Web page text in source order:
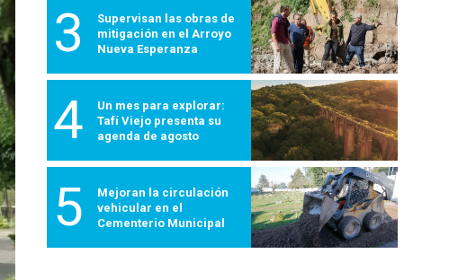
3
Supervisan las obras de
mitigación en el Arroyo
Nueva Esperanza
4
Un mes para explorar:
Tafí Viejo presenta su
agenda de agosto
5
Mejoran la circulación
vehicular en el
Cementerio Municipal